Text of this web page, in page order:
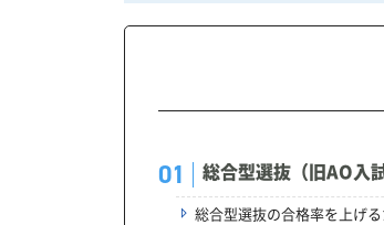
総合型選抜（旧AO入
総合型選抜の合格率を上げ